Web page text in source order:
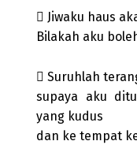
 Jiwaku haus
Bilakah aku
 Suruhlah
supaya aku
yang kudus
dan ke tempat